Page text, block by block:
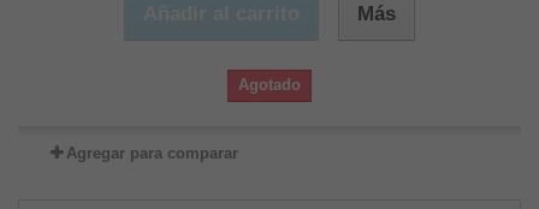
Más
Agotado
Agregar para comparar